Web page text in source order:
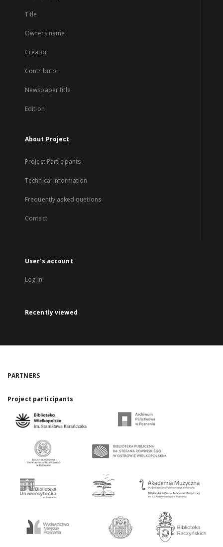
Title
Owners name
Creator
Contributor
Newspaper title
Edition
About Project
Project Participants
Technical information
Frequently asked quetions
Contact
User's account
Log in
Recently viewed
PARTNERS
Project participants